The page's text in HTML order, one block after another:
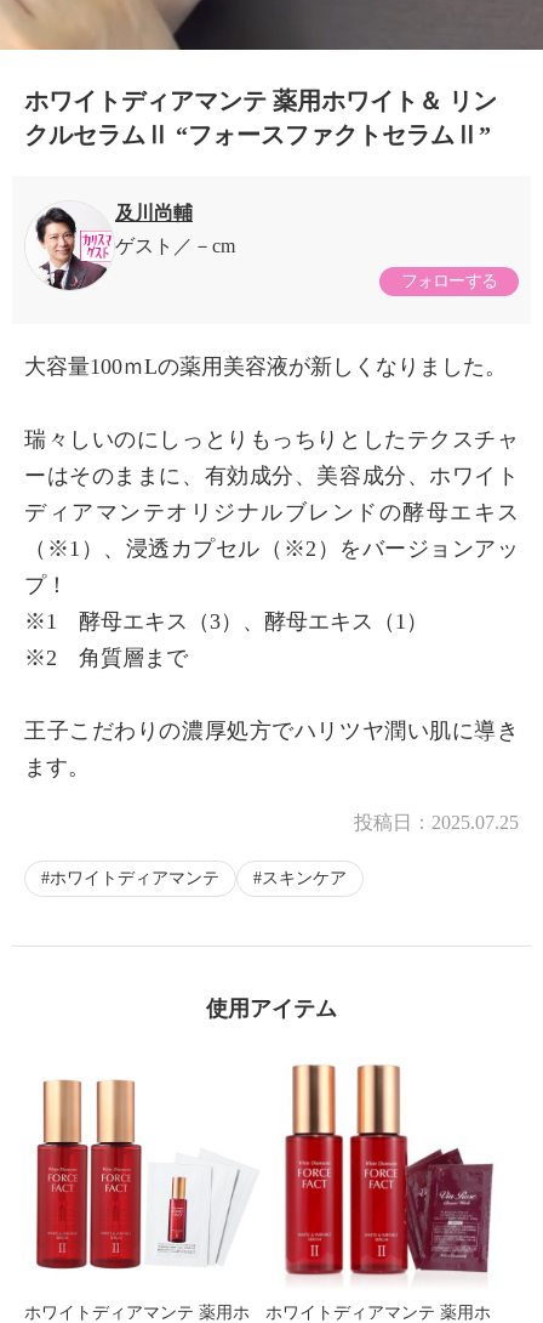
ホワイトディアマンテ 薬用ホワイト＆ リン
クルセラムⅡ “フォースファクトセラムⅡ”
及川尚輔
ゲスト
－cm
フォローする
大容量100ｍLの薬用美容液が新しくなりました。
瑞々しいのにしっとりもっちりとしたテクスチャ
ーはそのままに、有効成分、美容成分、ホワイト
ディアマンテオリジナルブレンドの酵母エキス
（※1）、浸透カプセル（※2）をバージョンアッ
プ！
※1 酵母エキス（3）、酵母エキス（1）
※2 角質層まで
王子こだわりの濃厚処方でハリツヤ潤い肌に導き
ます。
投稿日： 2025.07.25
ホワイトディアマンテ スキンケア
使用アイテム
ホワイトディアマンテ 薬用ホ
ホワイトディアマンテ 薬用ホ